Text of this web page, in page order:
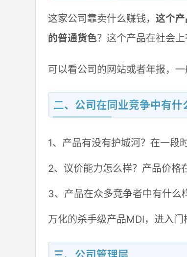
这家公司靠卖什么赚钱， 这个
的普通货色？这个产品在社会
可以看公司的网站或者年报，
二、公司在同业竞争中有什
1、产品有没有护城河？在一段
2、议价能力怎么样？产品价格
3、产品在众多竞争者中有什么
万化的杀手级产品MDI，进入门